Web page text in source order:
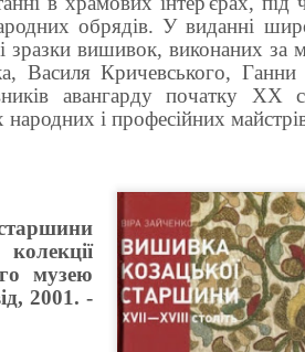
обрядів. У виданні
зразки вишивок, виконаних за
Василя Кричевського,
авангарду початку XX
народних і професійних
музею
2001. -